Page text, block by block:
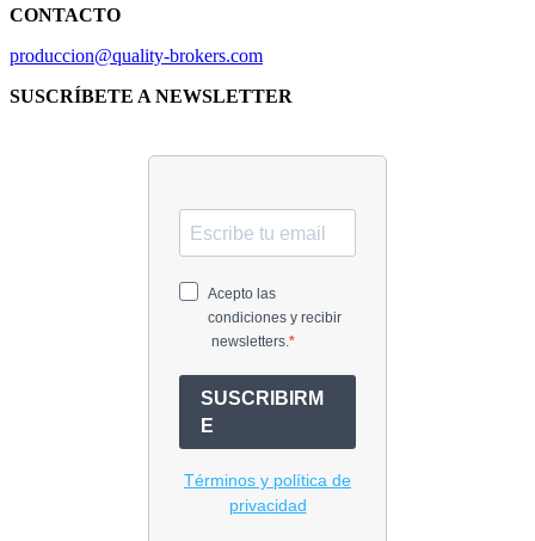
CONTACTO
produccion@quality-brokers.com
SUSCRÍBETE A NEWSLETTER